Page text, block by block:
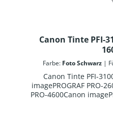
Canon Tinte PFI-
Farbe: Foto Schwarz |
Canon Tinte PFI-
imagePROGRAF PRO-
PRO-4600Canon